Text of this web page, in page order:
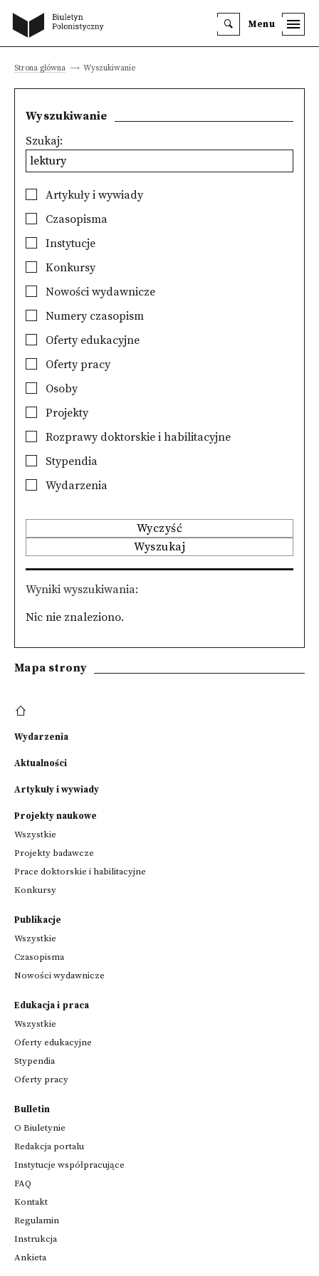
Menu
Strona główna Wyszukiwanie
Wyszukiwanie
Szukaj:
Artykuły i wywiady
Czasopisma
Instytucje
Konkursy
Nowości wydawnicze
Numery czasopism
Oferty edukacyjne
Oferty pracy
Osoby
Projekty
Rozprawy doktorskie i habilitacyjne
Stypendia
Wydarzenia
Wyczyść
Wyszukaj
Wyniki wyszukiwania
Nic nie znaleziono.
Mapa strony
Wydarzenia
Aktualności
Artykuły i wywiady
Projekty naukowe
Wszystkie
Projekty badawcze
Prace doktorskie i habilitacyjne
Konkursy
Publikacje
Wszystkie
Czasopisma
Nowości wydawnicze
Edukacja i praca
Wszystkie
Oferty edukacyjne
Stypendia
Oferty pracy
Bulletin
O Biuletynie
Redakcja portalu
Instytucje współpracujące
FAQ
Kontakt
Regulamin
Instrukcja
Ankieta